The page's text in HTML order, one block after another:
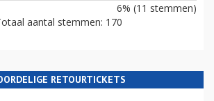
6% (11 stemmen)
aantal stemmen: 170
RETOURTICKETS